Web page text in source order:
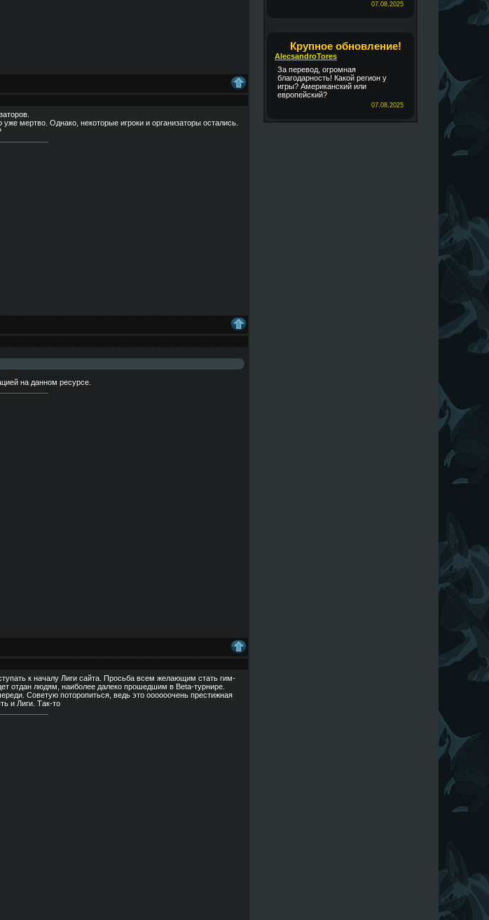
07.08.2025
Крупное обновление!
AlecsandroTores
За перевод, огромная
благодарность! Какой регион у
игры? Американский или
европейский?
07.08.2025
мертво. Однако, некоторые игроки и организаторы остались.
на данном ресурсе.
к началу Лиги сайта. Просьба всем желающим стать гим-
отдан людям, наиболее далеко прошедшим в Beta-турнире.
Советую поторопиться, ведь это оооооочень престижная
и Лиги. Так-то